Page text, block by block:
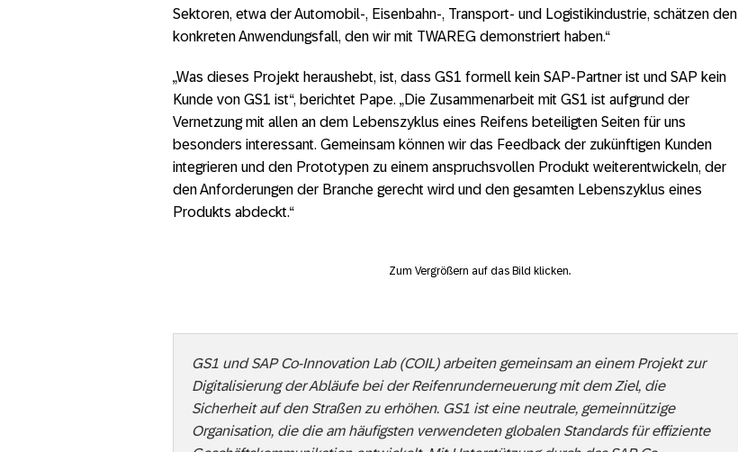
Sektoren, etwa der Automobil-, Eisenbahn-, Transport- und Logistikindustrie, schätzen den
konkreten Anwendungsfall, den wir mit TWAREG demonstriert haben.“
„Was dieses Projekt heraushebt, ist, dass GS1 formell kein SAP-Partner ist und SAP kein
Kunde von GS1 ist“, berichtet Pape. „Die Zusammenarbeit mit GS1 ist aufgrund der
Vernetzung mit allen an dem Lebenszyklus eines Reifens beteiligten Seiten für uns
besonders interessant. Gemeinsam können wir das Feedback der zukünftigen Kunden
integrieren und den Prototypen zu einem anspruchsvollen Produkt weiterentwickeln, der
den Anforderungen der Branche gerecht wird und den gesamten Lebenszyklus eines
Produkts abdeckt.“
Zum Vergrößern auf das Bild klicken.
GS1 und SAP Co-Innovation Lab (COIL) arbeiten gemeinsam an einem Projekt zur
Digitalisierung der Abläufe bei der Reifenrunderneuerung mit dem Ziel, die
Sicherheit auf den Straßen zu erhöhen. GS1 ist eine neutrale, gemeinnützige
Organisation, die die am häufigsten verwendeten globalen Standards für effiziente